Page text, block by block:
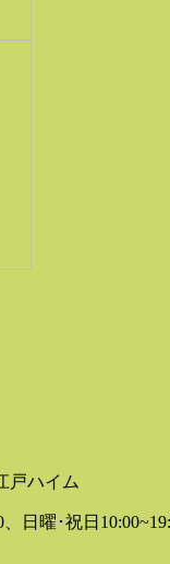
戸ハイム
日曜･祝日